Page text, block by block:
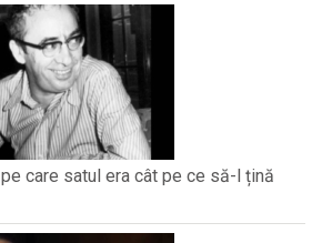
care satul era cât pe ce să-l țină